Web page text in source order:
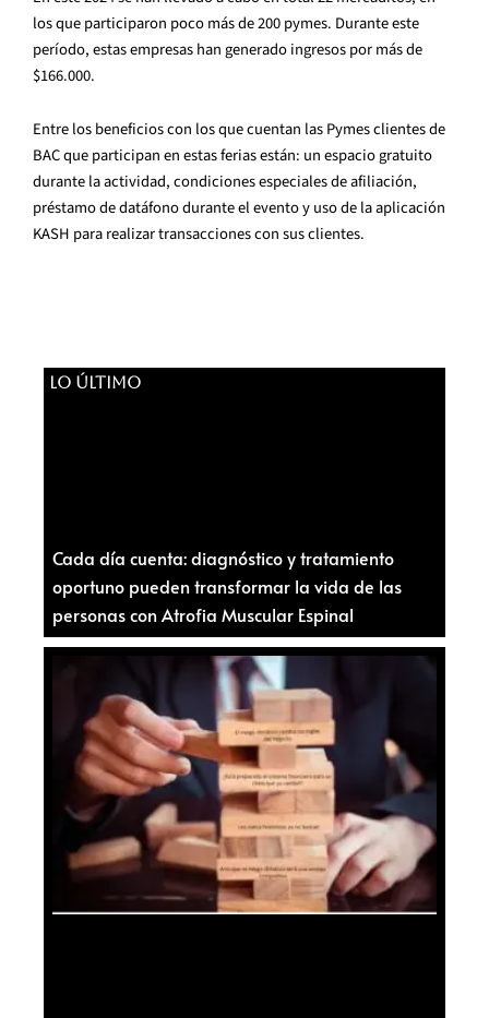
los que participaron poco más de 200 pymes. Durante este
período, estas empresas han generado ingresos por más de
$166.000.
Entre los beneficios con los que cuentan las Pymes clientes de
BAC que participan en estas ferias están: un espacio gratuito
durante la actividad, condiciones especiales de afiliación,
préstamo de datáfono durante el evento y uso de la aplicación
KASH para realizar transacciones con sus clientes.
LO ÚLTIMO
Cada día cuenta: diagnóstico y tratamiento
oportuno pueden transformar la vida de las
personas con Atrofia Muscular Espinal